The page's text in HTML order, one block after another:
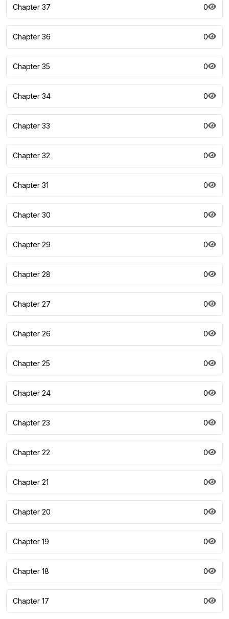
Chapter 37 0
Chapter 36 0
Chapter 35 0
Chapter 34 0
Chapter 33 0
Chapter 32 0
Chapter 31 0
Chapter 30 0
Chapter 29 0
Chapter 28 0
Chapter 27 0
Chapter 26 0
Chapter 25 0
Chapter 24 0
Chapter 23 0
Chapter 22 0
Chapter 21 0
Chapter 20 0
Chapter 19 0
Chapter 18 0
Chapter 17 0